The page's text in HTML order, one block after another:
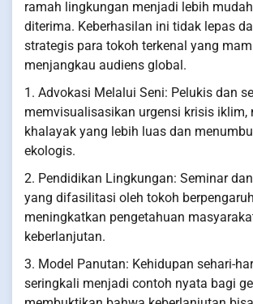
ramah lingkungan menjadi lebih
diterima. Keberhasilan ini tidak lepas
strategis para tokoh terkenal yang
menjangkau audiens global.
1. Advokasi Melalui Seni: Pelukis dan
memvisualisasikan urgensi krisis iklim,
khalayak yang lebih luas dan
ekologis.
2. Pendidikan Lingkungan: Seminar
yang difasilitasi oleh tokoh berpengaruh
meningkatkan pengetahuan
keberlanjutan.
3. Model Panutan: Kehidupan sehari-
seringkali menjadi contoh nyata bagi